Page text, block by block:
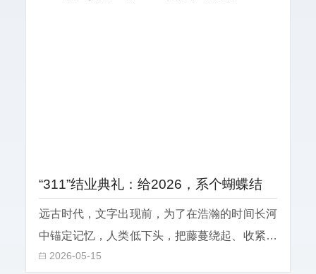
“311”结业典礼：给2026，系个蝴蝶结
远古时代，文字出现前，为了在浩瀚的时间长河
中锚定记忆，人类低下头，把藤蔓绕起、收紧。
于是，一个“结”诞生了。 从“结绳记事”开
2026-05-15